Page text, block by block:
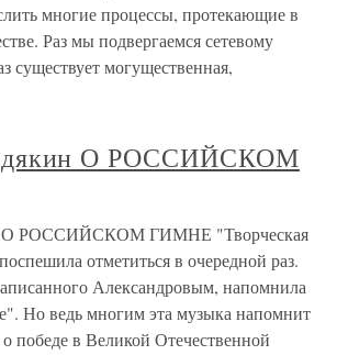
многие процессы, протекающие в
Раз мы подвергаемся сетевому
существует могущественная,
О РОССИЙСКОМ
О РОССИЙСКОМ ГИМНЕ "Творческая
отметиться в очередной раз.
Александровым, напомнила
Но ведь многим эта музыка напомнит
победе в Великой Отечественной